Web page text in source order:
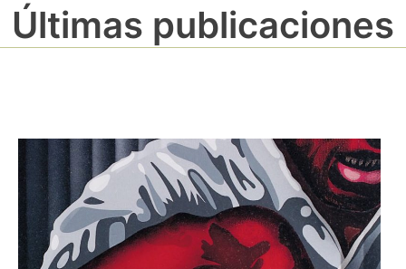
Últimas publicaciones